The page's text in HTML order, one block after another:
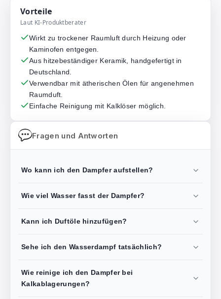
Vorteile
Laut KI-Produktberater
Wirkt zu trockener Raumluft durch Heizung oder
Kaminofen entgegen.
Aus hitzebeständiger Keramik, handgefertigt in
Deutschland.
Verwendbar mit ätherischen Ölen für angenehmen
Raumduft.
Einfache Reinigung mit Kalklöser möglich.
Fragen und Antworten
Wo kann ich den Dampfer aufstellen?
Wie viel Wasser fasst der Dampfer?
Kann ich Duftöle hinzufügen?
Sehe ich den Wasserdampf tatsächlich?
Wie reinige ich den Dampfer bei
Kalkablagerungen?